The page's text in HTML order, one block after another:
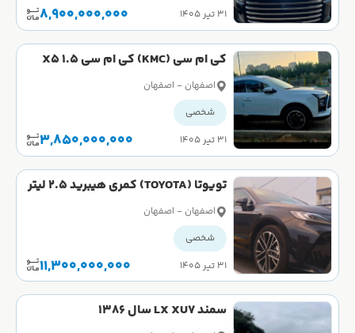
۳۱ تیر ۱۴۰۵
8,900,000,000
کی ام سی (KMC) کی ام سی X5 1.5
لیتر توربو سال 1403
اصفهان - اصفهان
شخصی
۳۱ تیر ۱۴۰۵
3,850,000,000
تویوتا (TOYOTA) کمری هیبرید 2.5 لیتر
پریمیوم ادیشن سال 2025
اصفهان - اصفهان
شخصی
۳۱ تیر ۱۴۰۵
11,300,000,000
سمند LX XU7 سال 1386